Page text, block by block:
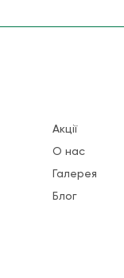
Акції
О нас
Галерея
Блог